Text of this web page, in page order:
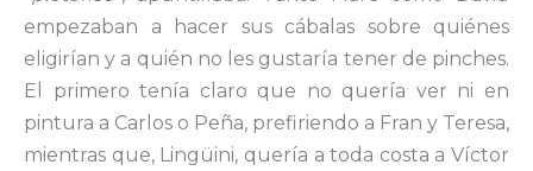
empezaban a hacer sus cábalas sobre quiénes
eligirían y a quién no les gustaría tener de pinches.
El primero tenía claro que no quería ver ni en
pintura a Carlos o Peña, prefiriendo a Fran y Teresa,
mientras que, Lingüini, quería a toda costa a Víctor